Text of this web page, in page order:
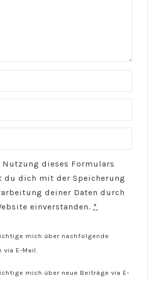
dieses Formulars
du dich mit der Speicherung
deiner Daten durch
einverstanden. *
mich über nachfolgende
E-Mail.
mich über neue Beiträge via E-